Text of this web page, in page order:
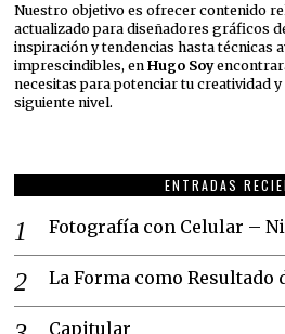
Nuestro objetivo es ofrecer contenido
actualizado para diseñadores gráficos
inspiración y tendencias hasta técnicas
imprescindibles, enHugo Soy
necesitas para potenciar tu creatividad
siguiente nivel.
ENTRADAS
Fotografía con Celular –
La Forma como Resultado
Capitular